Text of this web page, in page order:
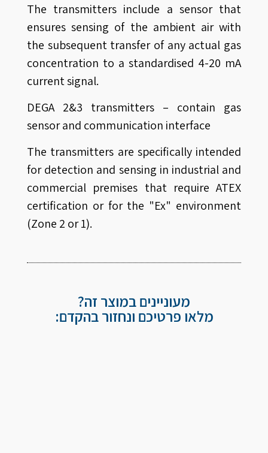
The transmitters include a sensor that
ensures sensing of the ambient air with
the subsequent transfer of any actual gas
concentration to a standardised 4-20 mA
current signal.
DEGA 2&3 transmitters – contain gas
sensor and communication interface
The transmitters are specifically intended
for detection and sensing in industrial and
commercial premises that require ATEX
certification or for the "Ex" environment
(Zone 2 or 1).
מעוניינים במוצר זה?
מלאו פרטיכם ונחזור בהקדם: